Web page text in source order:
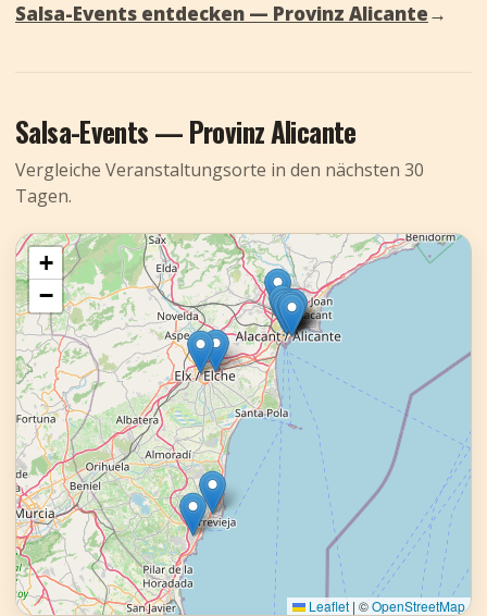
Salsa-Events entdecken — Provinz Alicante→
Salsa-Events — Provinz Alicante
Vergleiche Veranstaltungsorte in den nächsten 30
Tagen.
+
−
Leaflet | ©OpenStreetMap